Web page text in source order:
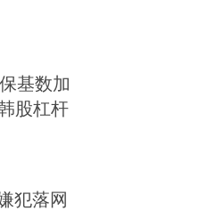
基数加
股杠杆
犯落网